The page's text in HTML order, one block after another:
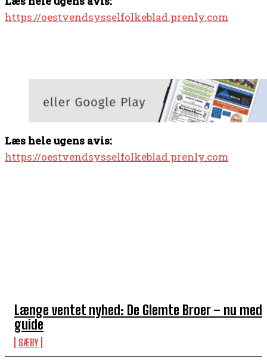
Længe ventet nyhed: De Glemte Broer – nu med
guide
SÆBY
https://oestvendsysselfolkeblad.prenly.com
Læs hele ugens avis:
https://oestvendsysselfolkeblad.prenly.com